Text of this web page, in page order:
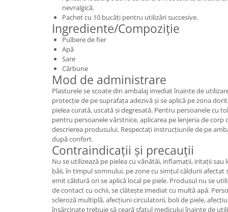
nevralgică.
Pachet cu 10 bucăți pentru utilizări succesive.
Ingrediente/Compoziție
Pulbere de fier
Apă
Sare
Cărbune
Mod de administrare
Plasturele se scoate din ambalaj imediat înainte de
protecție de pe suprafața adezivă și se aplică pe zona
pielea curată, uscată și degresată. Pentru persoanele cu
pentru persoanele vârstnice, aplicarea pe lenjeria de
descrierea produsului. Respectați instrucțiunile de pe
după confort.
Contraindicații și precauții
Nu se utilizează pe pielea cu vânătăi, inflamații, iritații
băii, în timpul somnului, pe zone cu simțul căldurii afectat
emit căldură ori se aplică local pe piele. Produsul nu se
de contact cu ochii, se clătește imediat cu multă apă.
scleroză multiplă, afecțiuni circulatorii, boli de piele,
însărcinate trebuie să ceară sfatul medicului înainte de